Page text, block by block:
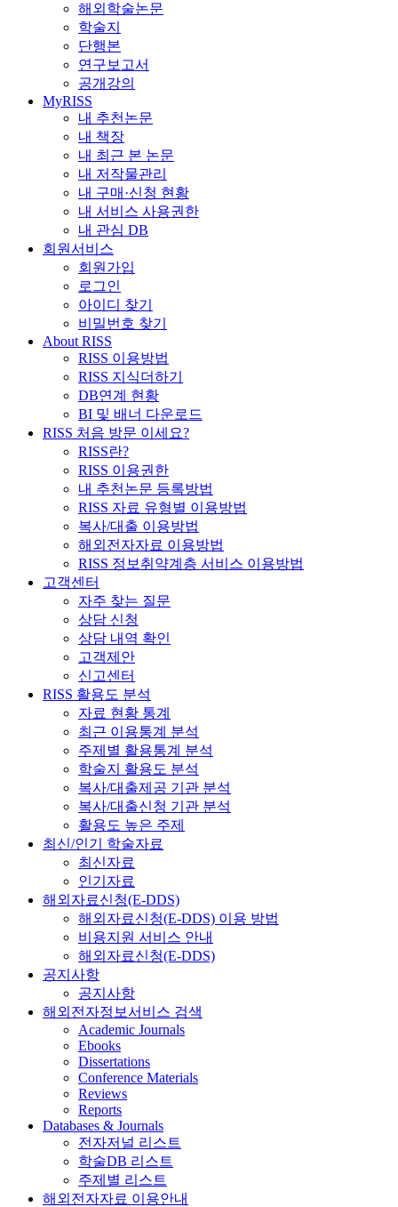
해외학술논문
학술지
단행본
연구보고서
공개강의
MyRISS
내 추천논문
내 책장
내 최근 본 논문
내 저작물관리
내 구매·신청 현황
내 서비스 사용권한
내 관심 DB
회원서비스
회원가입
로그인
아이디 찾기
비밀번호 찾기
About RISS
RISS 이용방법
RISS 지식더하기
DB연계 현황
BI 및 배너 다운로드
RISS 처음 방문 이세요?
RISS란?
RISS 이용권한
내 추천논문 등록방법
RISS 자료 유형별 이용방법
복사/대출 이용방법
해외전자자료 이용방법
RISS 정보취약계층 서비스 이용방법
고객센터
자주 찾는 질문
상담 신청
상담 내역 확인
고객제안
신고센터
RISS 활용도 분석
자료 현황 통계
최근 이용통계 분석
주제별 활용통계 분석
학술지 활용도 분석
복사/대출제공 기관 분석
복사/대출신청 기관 분석
활용도 높은 주제
최신/인기 학술자료
최신자료
인기자료
해외자료신청(E-DDS)
해외자료신청(E-DDS) 이용 방법
비용지원 서비스 안내
해외자료신청(E-DDS)
공지사항
공지사항
해외전자정보서비스 검색
Academic Journals
Ebooks
Dissertations
Conference Materials
Reviews
Reports
Databases & Journals
전자저널 리스트
학술DB 리스트
주제별 리스트
해외전자자료 이용안내